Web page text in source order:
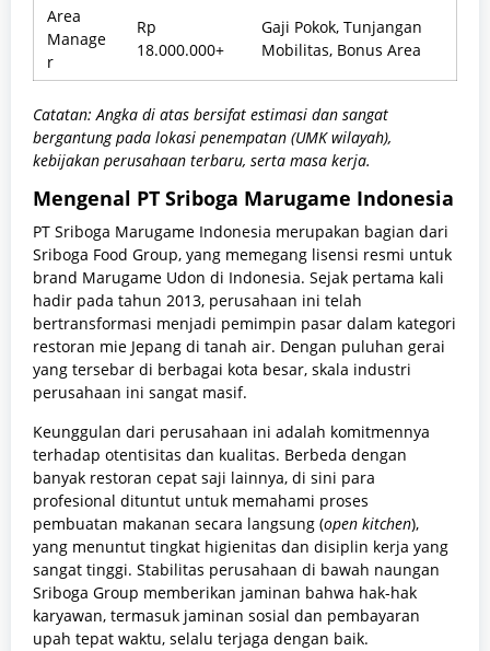
Area
Manage
r
Rp
18.000.000+
Gaji Pokok, Tunjangan
Mobilitas, Bonus Area
Catatan: Angka di atas bersifat estimasi dan sangat
bergantung pada lokasi penempatan (UMK wilayah),
kebijakan perusahaan terbaru, serta masa kerja.
Mengenal PT Sriboga Marugame Indonesia
PT Sriboga Marugame Indonesia merupakan bagian dari
Sriboga Food Group, yang memegang lisensi resmi untuk
brand Marugame Udon di Indonesia. Sejak pertama kali
hadir pada tahun 2013, perusahaan ini telah
bertransformasi menjadi pemimpin pasar dalam kategori
restoran mie Jepang di tanah air. Dengan puluhan gerai
yang tersebar di berbagai kota besar, skala industri
perusahaan ini sangat masif.
Keunggulan dari perusahaan ini adalah komitmennya
terhadap otentisitas dan kualitas. Berbeda dengan
banyak restoran cepat saji lainnya, di sini para
profesional dituntut untuk memahami proses
pembuatan makanan secara langsung (open kitchen),
yang menuntut tingkat higienitas dan disiplin kerja yang
sangat tinggi. Stabilitas perusahaan di bawah naungan
Sriboga Group memberikan jaminan bahwa hak-hak
karyawan, termasuk jaminan sosial dan pembayaran
upah tepat waktu, selalu terjaga dengan baik.